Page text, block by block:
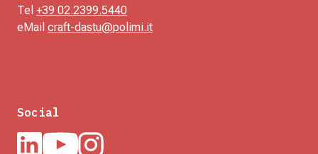
Tel +39 02.2399.5440
eMail craft-dastu@polimi.it
Social